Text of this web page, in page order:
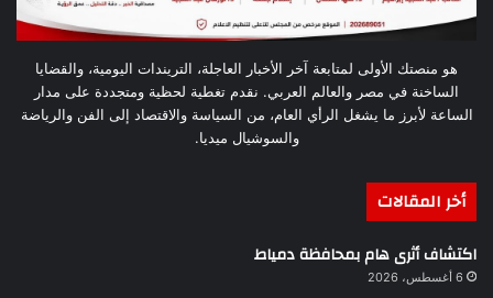
هو منصتك الأولى لمتابعة آخر الأخبار العاجلة، التريندات اليومية، والقضايا
الساخنة في مصر والعالم العربي. نقدم تغطية لحظية ومتجددة على مدار
الساعة لأبرز ما يشغل الرأي العام، من السياسة والاقتصاد إلى الفن والرياضة
والسوشيال ميديا.
أخر المقالات
اكتشاف أثرى هام بمحافظة دمياط
6 أغسطس، 2026